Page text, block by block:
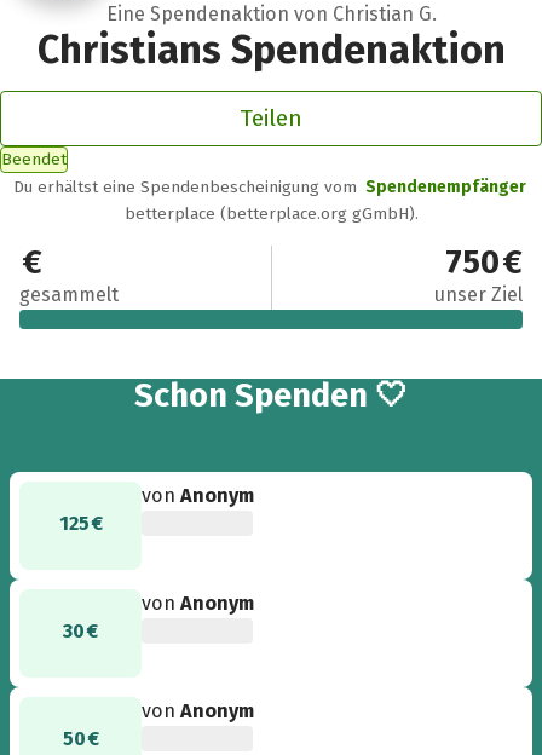
Eine Spendenaktion von Christian G.
Christians Spendenaktion
Teilen
Beendet
Du erhältst eine Spendenbescheinigung vom Spendenempfänger
betterplace (betterplace.org gGmbH).
750 €
gesammelt
750 €
unser Ziel
Schon 14
Spenden 🤍
125 €
vonAnonym
30 €
vonAnonym
50 €
vonAnonym